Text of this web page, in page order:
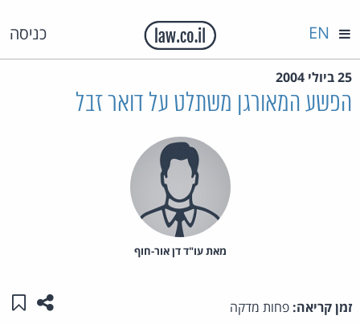
כניסה EN
25 ביולי 2004
הפשע המאורגן משתלט על דואר זבל
מאת‏ עו"ד דן אור-חוף
זמן קריאה: פחות מדקה שתפו